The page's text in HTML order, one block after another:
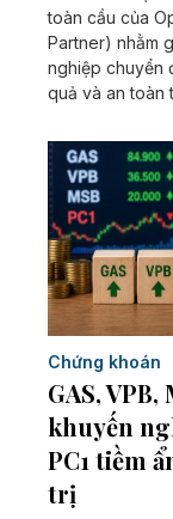
toàn cầu của
Partner) nhằm
nghiệp chuyển
quả và an toàn
Chứng khoán
GAS, VPB,
khuyến
PC1 tiềm
trị